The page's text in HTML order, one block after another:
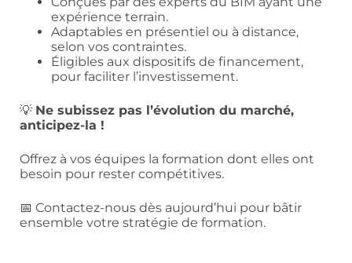
expérience terrain.
Adaptables en présentiel ou à distance,
selon vos contraintes.
Éligibles aux dispositifs de financement,
pour faciliter l’investissement.
💡 Ne subissez pas l’évolution du marché,
anticipez-la !
Offrez à vos équipes la formation dont elles ont
besoin pour rester compétitives.
📅 Contactez-nous dès aujourd’hui pour bâtir
ensemble votre stratégie de formation.